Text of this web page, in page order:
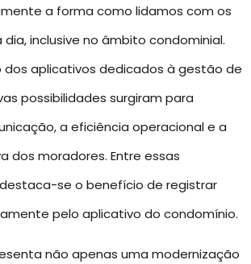
a forma como lidamos com os
inclusive no âmbito condominial.
dos aplicativos dedicados à gestão de
possibilidades surgiram para
a eficiência operacional e a
dos moradores. Entre essas
se o benefício de registrar
pelo aplicativo do condomínio.
não apenas uma modernização